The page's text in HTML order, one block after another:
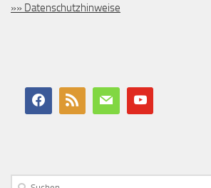
»» Datenschutzhinweise
Suchen